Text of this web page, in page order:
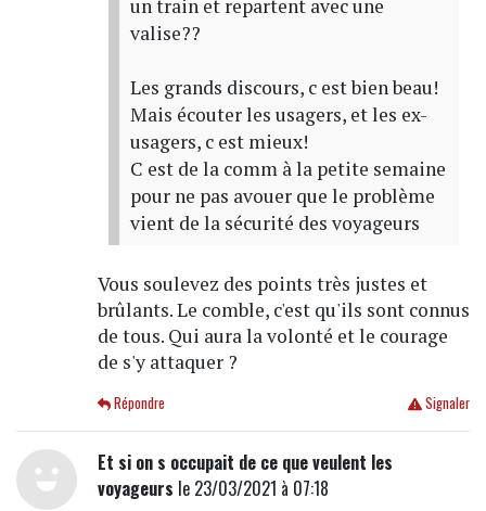
un train et repartent avec une
valise??
Les grands discours, c est bien beau!
Mais écouter les usagers, et les ex-
usagers, c est mieux!
C est de la comm à la petite semaine
pour ne pas avouer que le problème
vient de la sécurité des voyageurs
Vous soulevez des points très justes et
brûlants. Le comble, c'est qu'ils sont connus
de tous. Qui aura la volonté et le courage
de s'y attaquer ?
Signaler
Répondre
Et si on s occupait de ce que veulent les
voyageurs le 23/03/2021 à 07:18